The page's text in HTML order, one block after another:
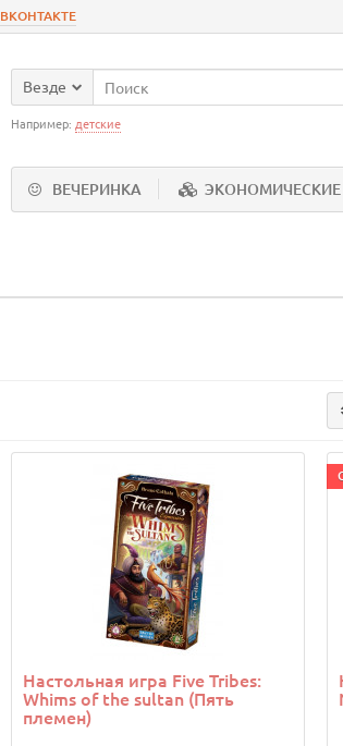
ВКОНТАКТЕ
Везде
Например: детские
ВЕЧЕРИНКА ЭКОНОМИЧЕСКИЕ
Настольная игра Five Tribes:
Whims of the sultan (Пять
племен)